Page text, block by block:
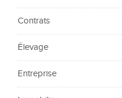
Contrats
Élevage
Entreprise